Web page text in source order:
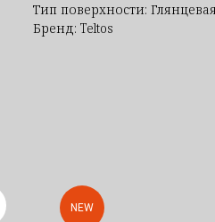
Тип поверхности: Глянцевая
Бренд: Teltos
NEW